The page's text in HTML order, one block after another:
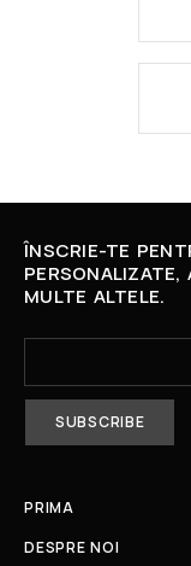
ÎNSCRIE-TE
MULTE ALTELE.
PRIMA
DESPRE NOI